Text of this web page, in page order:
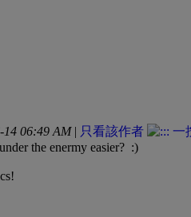
14 06:49 AM| 只看該作者
the enermy easier? :)